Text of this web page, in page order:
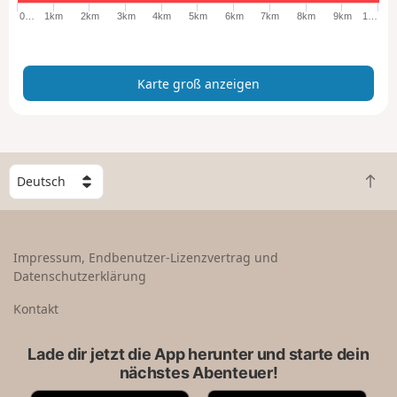
ß
z
i
n
0… 1km 2km 3km 4km 5km 6km 7km 8km 9km 1…
Karte groß anzeigen
W
h
e
n
Z
u
Impressum, Endbenutzer-Lizenzvertrag und
Datenschutzerklärung
Kontakt
Lade dir jetzt die App herunter und starte dein
nächstes Abenteuer!